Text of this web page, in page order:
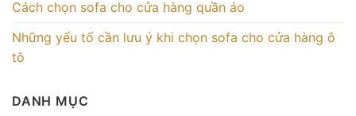
Cách chọn sofa cho cửa hàng quần áo
Những yếu tố cần lưu ý khi chọn sofa cho cửa hàng ô
tô
DANH MỤC